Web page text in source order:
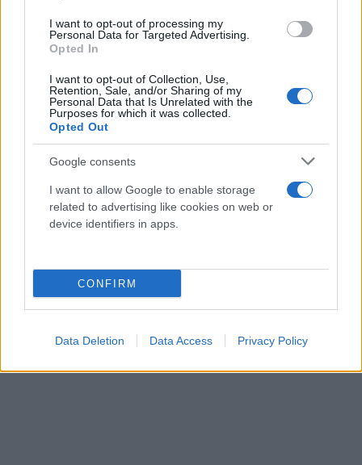
I want to opt-out of processing my
Personal Data for Targeted Advertising.
Opted In
I want to opt-out of Collection, Use,
Retention, Sale, and/or Sharing of my
Personal Data that Is Unrelated with the
Purposes for which it was collected.
Opted Out
Google consents
I want to allow Google to enable storage
related to advertising like cookies on web or
device identifiers in apps.
CONFIRM
Data Deletion Data Access Privacy Policy